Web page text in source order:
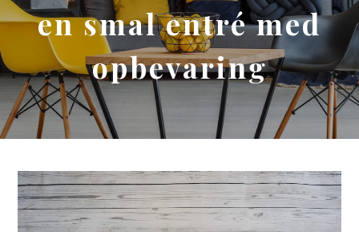
en smal entré med
opbevaring